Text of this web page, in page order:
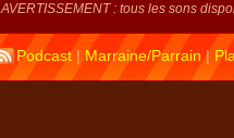
AVERTISSEMENT : tous les sons
Podcast |Marraine/Parrain|